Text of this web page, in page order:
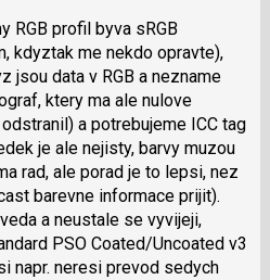
RGB profil byva sRGB
kdyztak me nekdo opravte),
jsou data v RGB a nezname
ktery ma ale nulove
a potrebujeme ICC tag
je ale nejisty, barvy muzou
rad, ale porad je to lepsi, nez
barevne informace prijit).
a neustale se vyvijeji,
PSO Coated/Uncoated v3
napr. neresi prevod sedych